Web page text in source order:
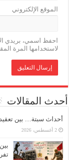
الموقع الإلكتروني
احفظ اسمي، بريدي
لاستخدامها المرة
أحدث المقالات
أحداث سبتة… بين
2 أغسطس، 2026